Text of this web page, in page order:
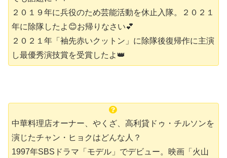
２０１９年に兵役のため芸能活動を休止入隊。２０２１
年に除隊したよ😊お帰りなさい💕
２０２１年「袖先赤いクットン」に除隊後復帰作に主演
し最優秀演技賞を受賞したよ👑
中華料理店オーナー、やくざ、高利貸ドゥ・チルソンを
演じたチャン・ヒョクはどんな人？
1997年SBSドラマ「モデル」でデビュー。映画「火山